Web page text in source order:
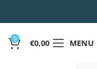
0 €0,00 MENU